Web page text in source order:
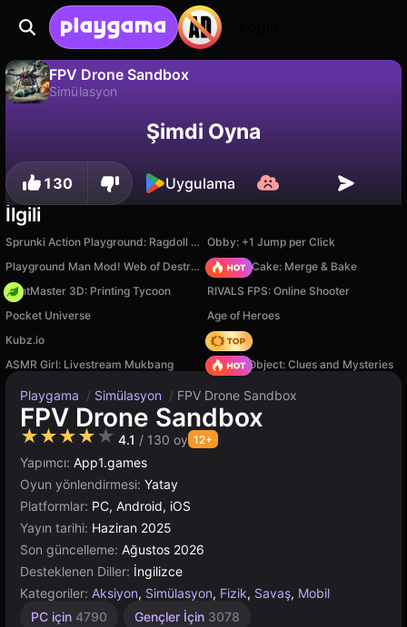
FPV Drone Sandbox
Simülasyon
İlerlemeyi kaydet! Hayır
Şimdi Oyna
130 Uygulama
İlgili
Sprunki Action Playground: Ragdoll Sandbox Obby: +1 Jump per Click
Playground Man Mod! Web of Destruction! Piece of Cake: Merge & Bake
PrintMaster 3D: Printing Tycoon
RIVALS FPS: Online Shooter
Pocket Universe
Age of Heroes
Kubz.io
Hedgies
ASMR Girl: Livestream Mukbang
Hidden Object: Clues and Mysteries
Playgama / Simülasyon / FPV Drone Sandbox
FPV Drone Sandbox
★★★★★ 4.1 / 130 oy 12+
Yapımcı: App1.games
Oyun yönlendirmesi: Yatay
Platformlar: PC, Android, iOS
Yayın tarihi: Haziran 2025
Son güncelleme: Ağustos 2026
Desteklenen Diller: İngilizce
Kategoriler: Aksiyon, Simülasyon, Fizik, Savaş, Mobil
PC için 4790 Gençler İçin 3078
Dövüş
1
Helikopter
Sandbox
Yüksek
Rus
Tarayıcı
Unity